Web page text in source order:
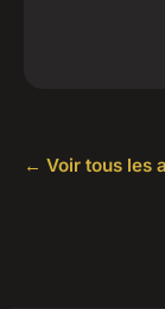
← Voir tous les